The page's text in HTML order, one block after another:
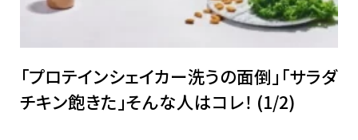
「プロテインシェイカー洗うの面倒」「サラダ
チキン飽きた」そんな人はコレ！ (1/2)